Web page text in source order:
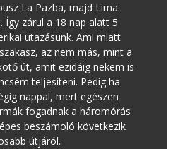
La Pazba, majd Lima
Így zárul a 18 nap alatt 5
utazásunk. Ami miatt
az nem más, mint a
út, amit ezidáig nekem is
teljesíteni. Pedig ha
nappal, mert egészen
fogadnak a háromórás
beszámoló következik
útjáról.